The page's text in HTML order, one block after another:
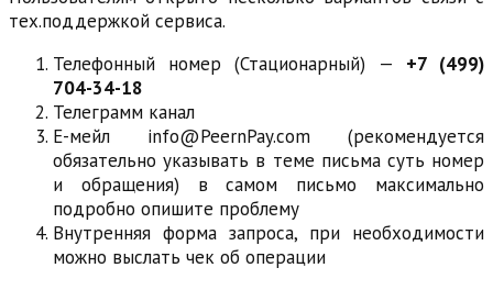
тех.поддержкой сервиса.
Телефонный номер (Стационарный) — +7 (499)
704-34-18
Телеграмм канал
Е-мейл info@PeernPay.com (рекомендуется
обязательно указывать в теме письма суть номер
и обращения) в самом письмо максимально
подробно опишите проблему
Внутренняя форма запроса, при необходимости
можно выслать чек об операции